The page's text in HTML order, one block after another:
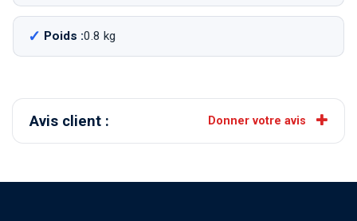
Poids :0.8 kg
Avis client : Donner votre avis